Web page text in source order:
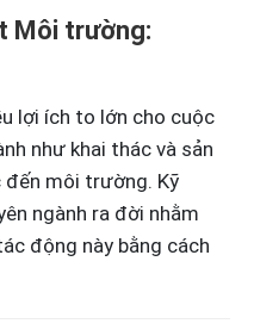
Môi trường:
lợi ích to lớn cho cuộc
như khai thác và sản
môi trường. Kỹ
ngành ra đời nhằm
động này bằng cách